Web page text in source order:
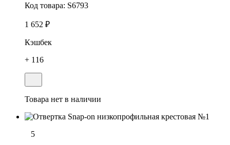
Код товара: S6793
1 652 ₽
Кэшбек
+ 116
Товара нет в наличии
5